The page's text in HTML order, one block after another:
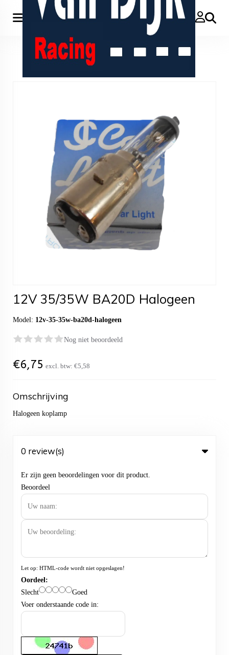
Zoeken
12V 35/35W BA20D Halogeen
12V 35/35W BA20D Halogeen
Model: 12v-35-35w-ba20d-halogeen
Nog niet beoordeeld
€6,75 excl. btw: €5,58
Omschrijving
Halogeen koplamp
0 review(s)
Er zijn geen beoordelingen voor dit product.
Beoordeel
Let op: HTML-code wordt niet opgeslagen!
Oordeel:
Slecht
Goed
Voer onderstaande code in: